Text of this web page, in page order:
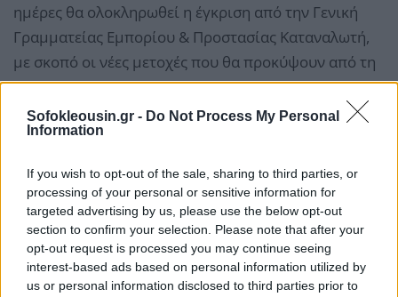
Sofokleousin.gr - Do Not Process My Personal
Information
If you wish to opt-out of the sale, sharing to third parties, or
processing of your personal or sensitive information for
targeted advertising by us, please use the below opt-out
section to confirm your selection. Please note that after your
opt-out request is processed you may continue seeing
interest-based ads based on personal information utilized by
us or personal information disclosed to third parties prior to
ημέρες θα ολοκληρωθεί η έγκριση από την Γενική
Γραμματείας Εμπορίου & Προστασίας Καταναλωτή,
με σκοπό οι νέες μετοχές που θα προκύψουν από τη
Συγχώνευση και θα εκδοθούν σύμφωνα με την Σχέση
Ανταλλαγής, να πιστωθούν στους δικαιούχους
μετόχους της ICI έως το τέλος Δεκεμβρίου.
Η Διοίκηση της BriQ εκφράζει τις ευχαριστίες της
στους μετόχους και στους συνεργάτες των δύο
εταιρειών για τη συμβολή τους στο εγχείρημα αυτό,
που αποτελεί ένα σημαντικό γεγονός καθώς είναι η
πρώτη συγχώνευση μεταξύ δύο εισηγμένων